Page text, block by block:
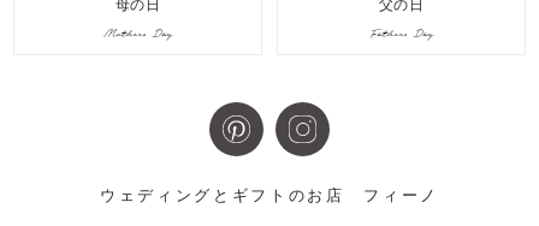
母の日
Mothers Day
父の日
Fathers Day
ウェディングとギフトのお店 フィーノ